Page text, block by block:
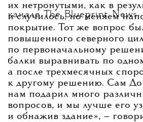
канале The Blueprint News.
их нетронутыми, как в
и случилось, но меняем
покрытие. Тот же вопрос
повышенного северного
по первоначальному
балки выравнивать по
а после трехмесячных
к другому решению. Сам
нам подарил много
вопросов, и мы лучше его
и обнажив здание», —